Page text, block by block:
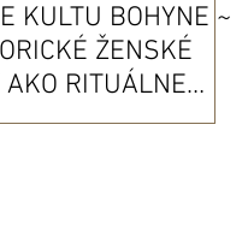
KULTU BOHYNE ~
ŽENSKÉ
AKO RITUÁLNE
(2. ČASŤ)